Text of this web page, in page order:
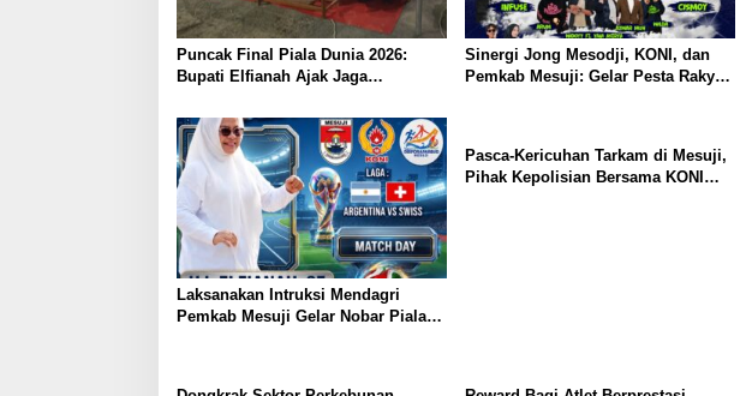
Puncak Final Piala Dunia 2026:
Bupati Elfianah Ajak Jaga
Sinergi Jong Mesodji, KONI, dan
Pemkab Mesuji: Gelar Pesta Rakyat
Laksanakan Intruksi Mendagri
Pemkab Mesuji Gelar Nobar Piala
​Pasca-Kericuhan Tarkam di Mesuji,
Pihak Kepolisian Bersama KONI